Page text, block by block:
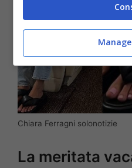
Chiara Ferragni solonotizie
La meritata